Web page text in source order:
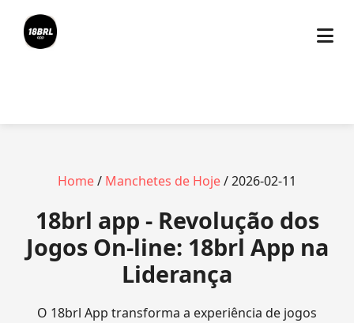
Home/ Manchetes de Hoje/ 2026-02-11
18brl app - Revolução dos
Jogos On-line: 18brl App na
Liderança
O 18brl App transforma a experiência de jogos